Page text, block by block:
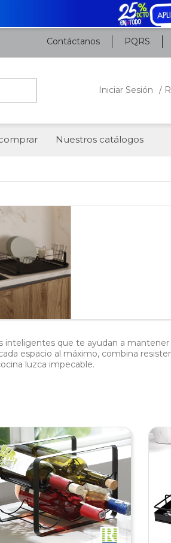
Contáctanos PQRS
Iniciar Sesión /
Nuestros catálogos
inteligentes que te ayudan a
espacio al máximo, combina
luzca impecable.